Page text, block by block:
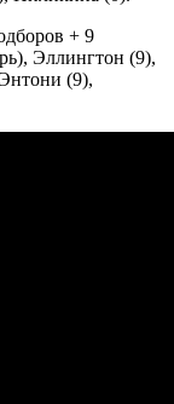
+ 9
Эллингтон (9),
(9),